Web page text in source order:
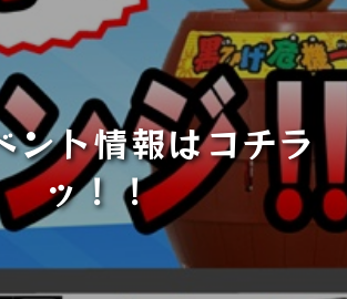
ント情報はコチラ
ッ！！